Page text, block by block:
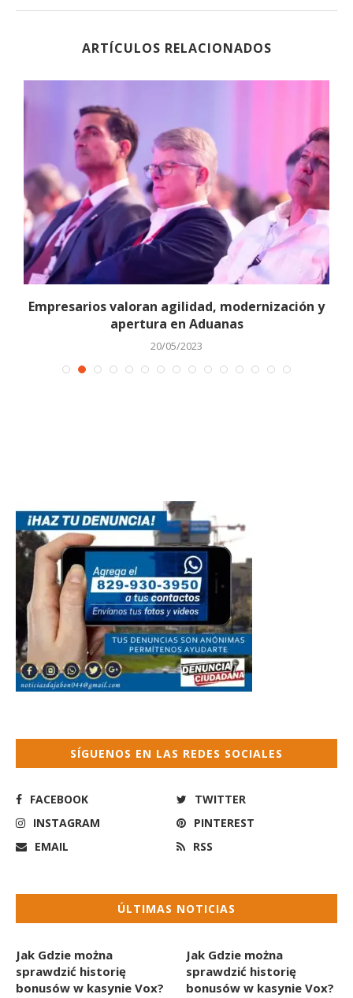
ARTÍCULOS RELACIONADOS
Empresarios valoran agilidad, modernización y
apertura en Aduanas
20/05/2023
SÍGUENOS EN LAS REDES SOCIALES
FACEBOOK
TWITTER
INSTAGRAM
PINTEREST
EMAIL
RSS
ÚLTIMAS NOTICIAS
Jak Gdzie można
sprawdzić historię
bonusów w kasynie Vox?
Jak Gdzie można
sprawdzić historię
bonusów w kasynie Vox?